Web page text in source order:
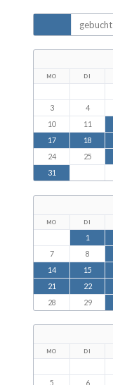
gebucht
MO DI
3
4
10
11
17
18
24
25
31
MO DI
1
7
8
14
15
21
22
28
29
MO DI
5
6